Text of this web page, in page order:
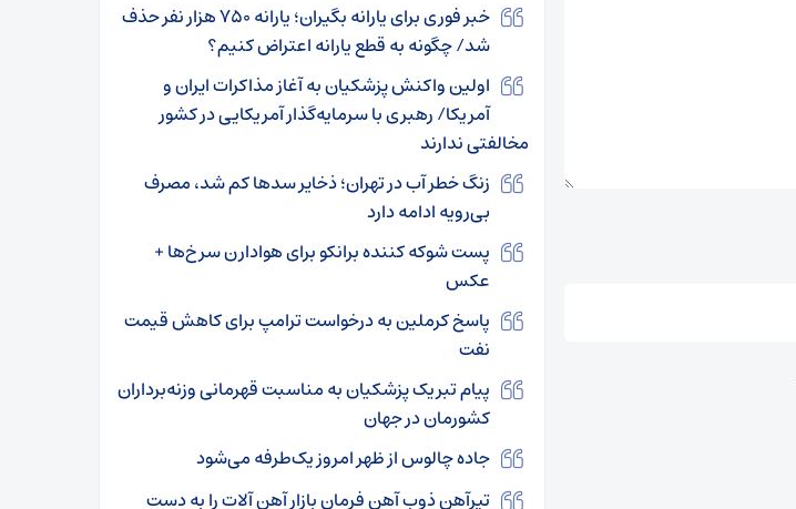
خبر فوری برای یارانه بگیران؛ یارانه ۷۵۰ هزار نفر حذف
شد/ چگونه به قطع یارانه اعتراض کنیم؟
اولین واکنش پزشکیان به آغاز مذاکرات ایران و
آمریکا/ رهبری با سرمایه‌گذار آمریکایی در کشور
مخالفتی ندارند
زنگ خطر آب در تهران؛ ذخایر سدها کم شد، مصرف
بی‌رویه ادامه دارد
پست شوکه کننده برانکو برای هوادارن سرخ‌ها +
عکس
پاسخ کرملین به درخواست ترامپ برای کاهش قیمت
نفت
پیام تبریک پزشکیان به مناسبت قهرمانی وزنه‌برداران
کشورمان در جهان
جاده چالوس از ظهر امروز یک‌طرفه می‌شود
تیرآهن ذوب آهن فرمان بازار آهن آلات را به دست